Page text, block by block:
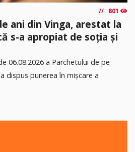
801
ani din Vinga, arestat la
s-a apropiat de soția și
06.08.2026 a Parchetului de pe
dispus punerea în mişcare a